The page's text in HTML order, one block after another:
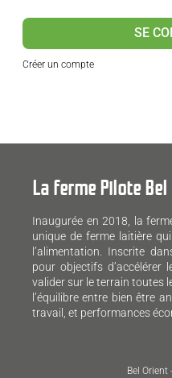
SE
Créer un compte
La ferme Pilote
Inaugurée en 2018, la
unique de ferme laitière
l’alimentation. Inscrite
pour objectifs d’accélérer
valider sur le terrain toutes
l’équilibre entre bien être
travail, et performances
Bel Orient